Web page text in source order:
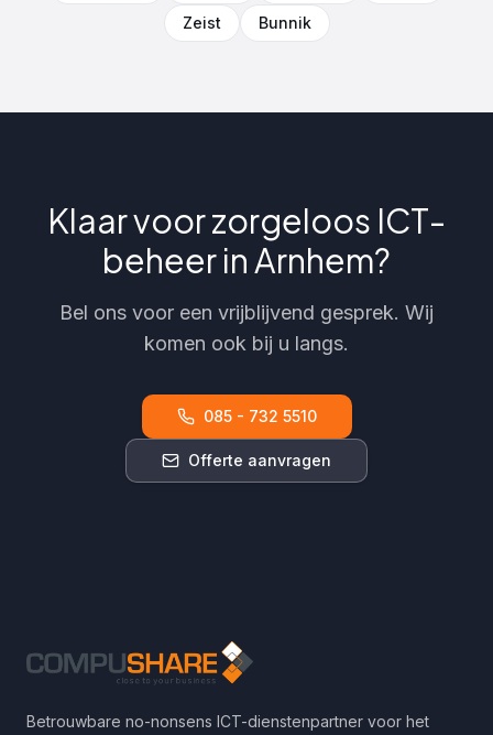
Zeist
Bunnik
Klaar voor zorgeloos ICT-
beheer inArnhem?
Bel ons voor een vrijblijvend gesprek. Wij
komen ook bij u langs.
085 - 732 5510
Offerte aanvragen
Betrouwbare no-nonsens ICT-dienstenpartner voor het